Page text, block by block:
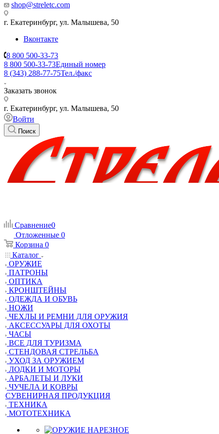
shop@streletc.com
г. Екатеринбург, ул. Малышева, 50
Вконтакте
8 800 500-33-73
8 800 500-33-73Единый номер
8 (343) 288-77-75Тел./факс
Заказать звонок
г. Екатеринбург, ул. Малышева, 50
Войти
Поиск
Сравнение0
Отложенные 0
Корзина 0
Каталог
ОРУЖИЕ
ПАТРОНЫ
ОПТИКА
КРОНШТЕЙНЫ
ОДЕЖДА И ОБУВЬ
НОЖИ
ЧЕХЛЫ И РЕМНИ ДЛЯ ОРУЖИЯ
АКСЕССУАРЫ ДЛЯ ОХОТЫ
ЧАСЫ
ВСЕ ДЛЯ ТУРИЗМА
СТЕНДОВАЯ СТРЕЛЬБА
УХОД ЗА ОРУЖИЕМ
ЛОДКИ И МОТОРЫ
АРБАЛЕТЫ И ЛУКИ
ЧУЧЕЛА И КОВРЫ
СУВЕНИРНАЯ ПРОДУКЦИЯ
ТЕХНИКА
МОТОТЕХНИКА